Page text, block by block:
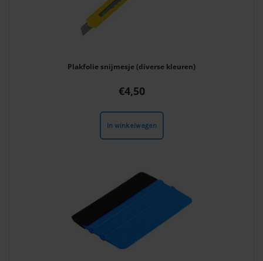
Plakfolie snijmesje (diverse kleuren)
€4,50
In winkelwagen